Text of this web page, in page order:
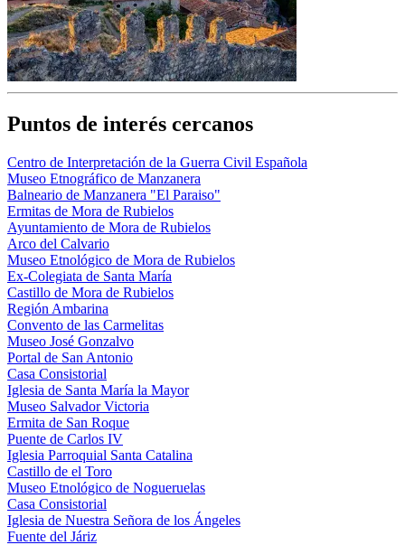
Puntos de interés cercanos
Centro de Interpretación de la Guerra Civil Española
Museo Etnográfico de Manzanera
Balneario de Manzanera "El Paraiso"
Ermitas de Mora de Rubielos
Ayuntamiento de Mora de Rubielos
Arco del Calvario
Museo Etnológico de Mora de Rubielos
Ex-Colegiata de Santa María
Castillo de Mora de Rubielos
Región Ambarina
Convento de las Carmelitas
Museo José Gonzalvo
Portal de San Antonio
Casa Consistorial
Iglesia de Santa María la Mayor
Museo Salvador Victoria
Ermita de San Roque
Puente de Carlos IV
Iglesia Parroquial Santa Catalina
Castillo de el Toro
Museo Etnológico de Nogueruelas
Casa Consistorial
Iglesia de Nuestra Señora de los Ángeles
Fuente del Járiz